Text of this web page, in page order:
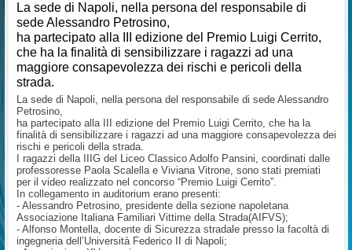
La sede di Napoli, nella persona del responsabile di
sede Alessandro Petrosino,
ha partecipato alla III edizione del Premio Luigi Cerrito,
che ha la finalità di sensibilizzare i ragazzi ad una
maggiore consapevolezza dei rischi e pericoli della
strada.
La sede di Napoli, nella persona del responsabile di sede Alessandro
Petrosino,
ha partecipato alla III edizione del Premio Luigi Cerrito, che ha la
finalità di sensibilizzare i ragazzi ad una maggiore consapevolezza dei
rischi e pericoli della strada.
I ragazzi della IIIG del Liceo Classico Adolfo Pansini, coordinati dalle
professoresse Paola Scalella e Viviana Vitrone, sono stati premiati
per il video realizzato nel concorso “Premio Luigi Cerrito”.
In collegamento in auditorium erano presenti:
- Alessandro Petrosino, presidente della sezione napoletana
Associazione Italiana Familiari Vittime della Strada(AIFVS);
- Alfonso Montella, docente di Sicurezza stradale presso la facoltà di
ingegneria dell’Università Federico II di Napoli;